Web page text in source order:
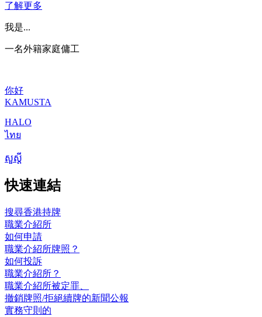
了解更多
我是...
一名外籍家庭傭工
你好
KAMUSTA
HALO
ไทย
សួស្តី
快速連結
搜尋香港持牌
職業介紹所
如何申請
職業介紹所牌照？
如何投訴
職業介紹所？
職業介紹所被定罪、
撤銷牌照/拒絕續牌的新聞公報
實務守則的